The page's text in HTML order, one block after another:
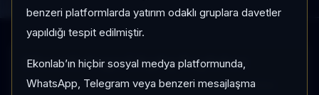
benzeri platformlarda yatırım odaklı gruplara davetler
yapıldığı tespit edilmiştir.
Ekonlab’ın hiçbir sosyal medya platformunda,
WhatsApp, Telegram veya benzeri mesajlaşma
Hisse Kategori Açılış Sayfaları
SEO için hazırlanan kategori bazlı hisse açılış sayfaları: